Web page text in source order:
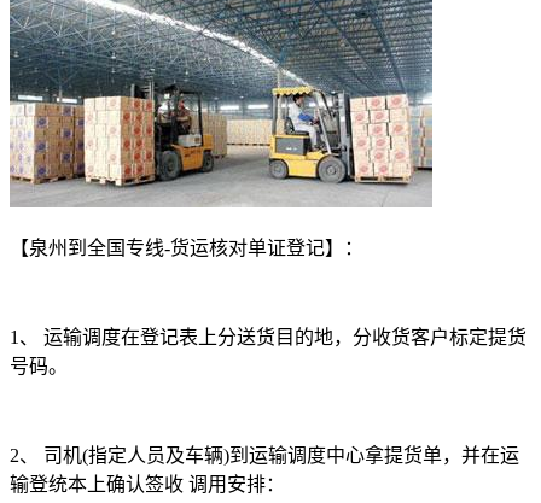
【泉州到全国专线-货运核对单证登记】：
1 、 运输调度在登记表上分送货目的地，分收货客户标定提货
号码。
2、 司机(指定人员及车辆)到运输调度中心拿提货单，并在运
输登统本上确认签收 调用安排：